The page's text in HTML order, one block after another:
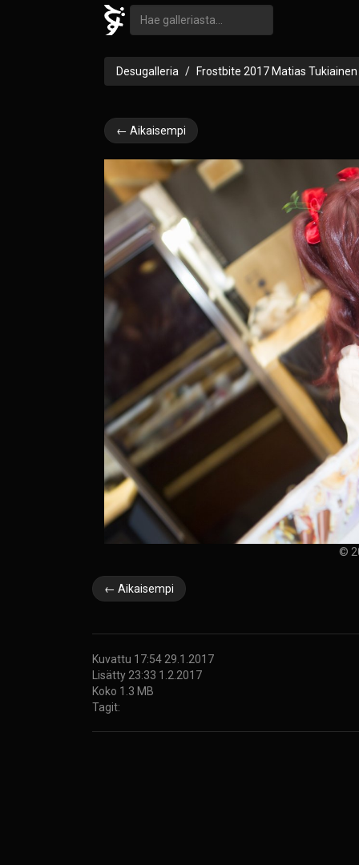
Desugalleria Frostbite 2017 Matias Tukiainen
← Aikaisempi
©
← Aikaisempi
Kuvattu 17:54 29.1.2017
Lisätty 23:33 1.2.2017
Koko 1.3 MB
Tagit: